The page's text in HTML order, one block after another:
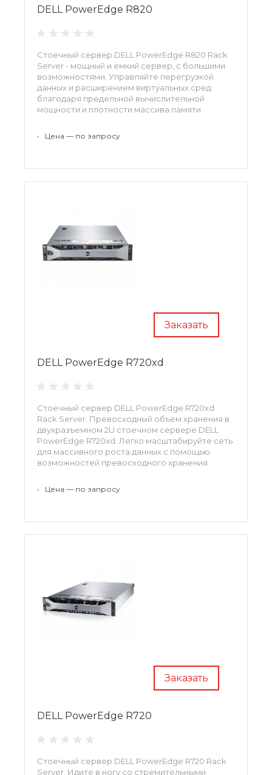
DELL PowerEdge R820
Стоечный сервер DELL PowerEdge R820 Rack
Server - мощный и емкий сервер, с большими
возможностями. Управляйте перегрузкой
данных и расширением виртуальных сред
благодаря предельной вычислительной
мощности и плотности массива памяти
• Цена — по запросу
Заказать
DELL PowerEdge R720xd
Стоечный сервер DELL PowerEdge R720xd
Rack Server. Превосходный объем хранения в
двухразъемном 2U стоечном сервере DELL
PowerEdge R720xd. Легко масштабируйте сеть
для массивного роста данных с помощью
возможностей превосходного хранения
сервера PowerEdge R720xd
• Цена — по запросу
Заказать
DELL PowerEdge R720
Стоечный сервер DELL PowerEdge R720 Rack
Server. Идите в ногу со стремительными